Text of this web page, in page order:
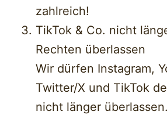
zahlreich!
TikTok & Co. nicht
Rechten überlassen
Wir dürfen Instagram,
Twitter/X und TikTok
nicht länger